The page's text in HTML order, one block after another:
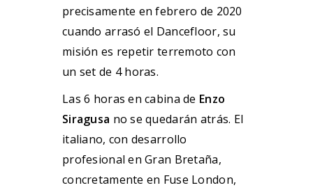
precisamente en febrero de 2020
cuando arrasó el Dancefloor, su
misión es repetir terremoto con
un set de 4 horas.
Las 6 horas en cabina de Enzo
Siragusa no se quedarán atrás. El
italiano, con desarrollo
profesional en Gran Bretaña,
concretamente en Fuse London,